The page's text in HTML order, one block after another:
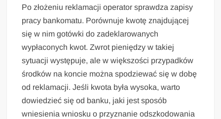
Po złożeniu reklamacji operator sprawdza zapisy
pracy bankomatu. Porównuje kwotę znajdującej
się w nim gotówki do zadeklarowanych
wypłaconych kwot. Zwrot pieniędzy w takiej
sytuacji występuje, ale w większości przypadków
środków na koncie można spodziewać się w dobę
od reklamacji. Jeśli kwota była wysoka, warto
dowiedzieć się od banku, jaki jest sposób
wniesienia wniosku o przyznanie odszkodowania